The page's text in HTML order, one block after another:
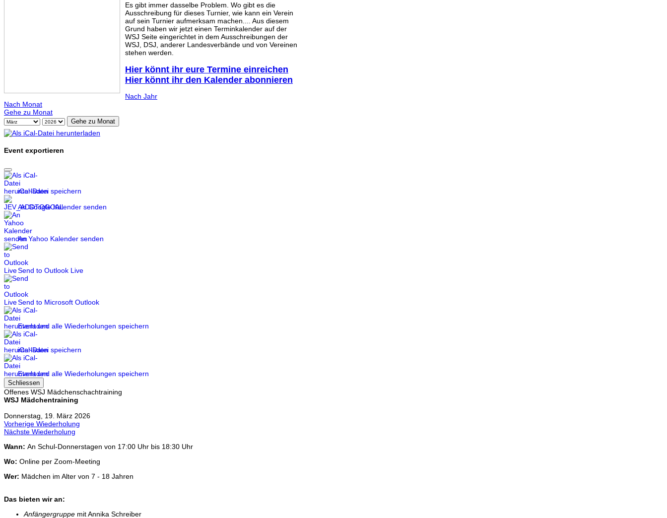
Es gibt immer dasselbe Problem. Wo gibt es die
Ausschreibung für dieses Turnier, wie kann ein Verein
auf sein Turnier aufmerksam machen.... Aus diesem
Grund haben wir jetzt einen Terminkalender auf der
WSJ Seite eingerichtet in dem Ausschreibungen der
WSJ, DSJ, anderer Landesverbände und von Vereinen
stehen werden.
Hier könnt ihr eure Termine einreichen
Hier könnt ihr den Kalender abonnieren
Nach Jahr
Nach Monat
Gehe zu Monat
Gehe zu Monat
Event exportieren
iCal-Datei speichern
An Google Kalender senden
An Yahoo Kalender senden
Send to Outlook Live
Send to Microsoft Outlook
Event und alle Wiederholungen speichern
iCal-Datei speichern
Event und alle Wiederholungen speichern
Schliessen
Offenes WSJ Mädchenschachtraining
WSJ Mädchentraining
Donnerstag, 19. März 2026
Vorherige Wiederholung
Nächste Wiederholung
Wann: An Schul-Donnerstagen von 17:00 Uhr bis 18:30 Uhr
Wo: Online per Zoom-Meeting
Wer: Mädchen im Alter von 7 - 18 Jahren
Das bieten wir an:
Anfängergruppe mit Annika Schreiber